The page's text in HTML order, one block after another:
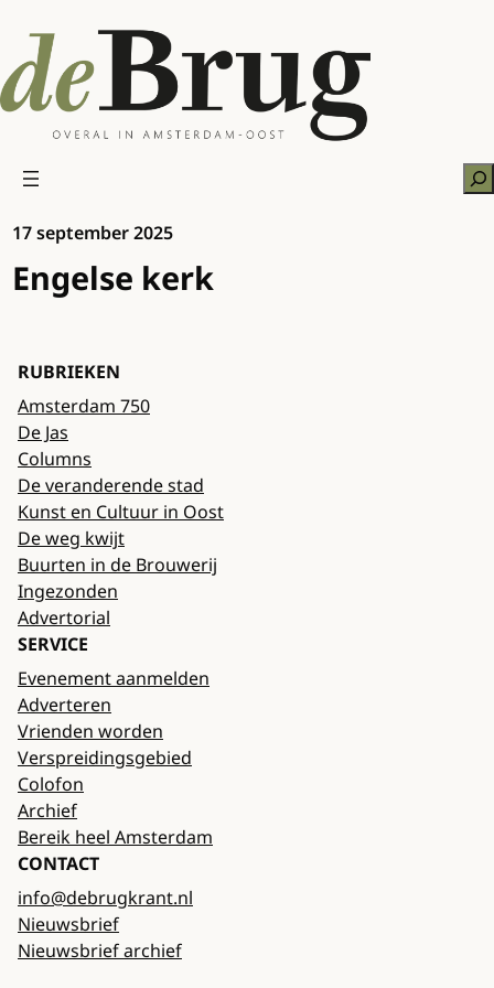
naar
de
inhoud
17 september 2025
Engelse kerk
RUBRIEKEN
Amsterdam 750
De Jas
Columns
De veranderende stad
Kunst en Cultuur in Oost
De weg kwijt
Buurten in de Brouwerij
Ingezonden
Advertorial
SERVICE
Evenement aanmelden
Adverteren
Vrienden worden
Verspreidingsgebied
Colofon
Archief
Bereik heel Amsterdam
CONTACT
info@debrugkrant.nl
Nieuwsbrief
Nieuwsbrief archief